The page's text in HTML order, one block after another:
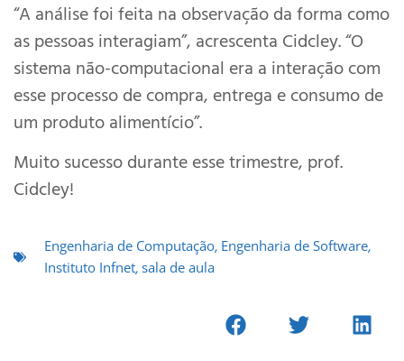
“A análise foi feita na observação da forma como
as pessoas interagiam”, acrescenta Cidcley. “O
sistema não-computacional era a interação com
esse processo de compra, entrega e consumo de
um produto alimentício”.
Muito sucesso durante esse trimestre, prof.
Cidcley!
Engenharia de Computação, Engenharia de Software,
Instituto Infnet, sala de aula